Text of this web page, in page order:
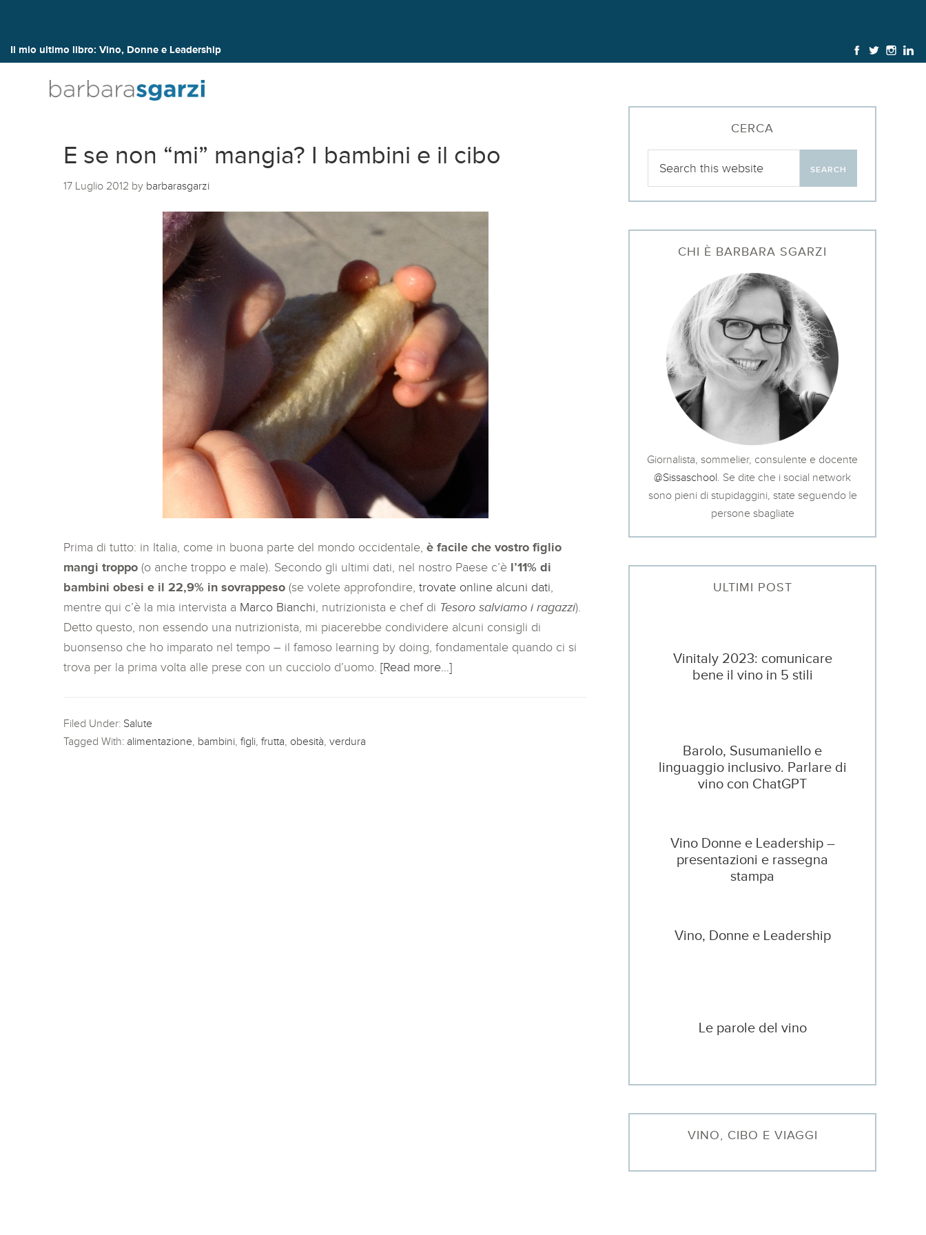
Il mio ultimo libro: Vino, Donne e Leadership
E se non “mi” mangia? I bambini e il cibo
17 Luglio 2012 by barbarasgarzi
Prima di tutto: in Italia, come in buona parte del mondo occidentale, è facile che vostro figlio
mangi troppo (o anche troppo e male). Secondo gli ultimi dati, nel nostro Paese c’è l’11% di
bambini obesi e il 22,9% in sovrappeso (se volete approfondire, trovate online alcuni dati,
mentre qui c’è la mia intervista a Marco Bianchi, nutrizionista e chef di Tesoro salviamo i ragazzi).
Detto questo, non essendo una nutrizionista, mi piacerebbe condividere alcuni consigli di
buonsenso che ho imparato nel tempo – il famoso learning by doing, fondamentale quando ci si
trova per la prima volta alle prese con un cucciolo d’uomo. [Read more…]
Filed Under: Salute
Tagged With: alimentazione bambini figli frutta obesità verdura
CERCA
CHI È BARBARA SGARZI
Giornalista, sommelier, consulente e docente
@Sissaschool . Se dite che i social network
sono pieni di stupidaggini, state seguendo le
persone sbagliate
ULTIMI POST
Vinitaly 2023: comunicare
bene il vino in 5 stili
Barolo, Susumaniello e
linguaggio inclusivo. Parlare di
vino con ChatGPT
Vino Donne e Leadership –
presentazioni e rassegna
stampa
Vino, Donne e Leadership
Le parole del vino
VINO, CIBO E VIAGGI